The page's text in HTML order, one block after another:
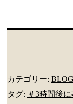
カテゴリー: BLOG
タグ: ＃3時間後